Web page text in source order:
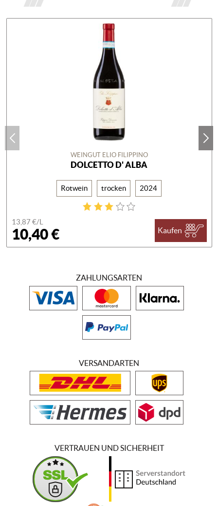
WEINGUT ELIO FILIPPINO
DOLCETTO D' ALBA
Rotwein trocken 2024
13,87 €/L
10,40 € Kaufen
ZAHLUNGSARTEN
VERSANDARTEN
VERTRAUEN UND SICHERHEIT